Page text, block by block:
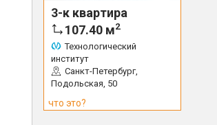
3-к квартира
107.40 м2
Технологический
институт
Санкт-Петербург,
Подольская, 50
что это?